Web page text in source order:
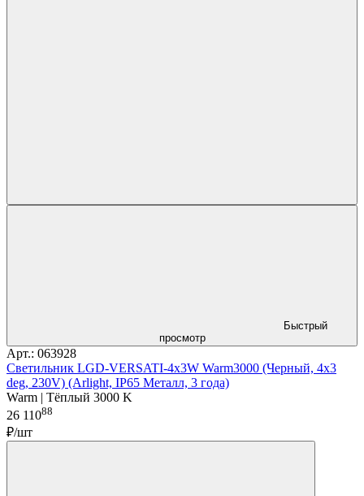
Быстрый
просмотр
Арт.: 063928
Светильник LGD-VERSATI-4x3W Warm3000 (Черный, 4x3
deg, 230V) (Arlight, IP65 Металл, 3 года)
Warm | Тёплый 3000 K
26 11088
₽/шт